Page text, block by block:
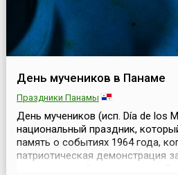
День мучеников в Панаме
Праздники Панамы
День мучеников (исп. Día de los
национальный праздник,
память о событиях 1964 года,
патриотическая демонстрация